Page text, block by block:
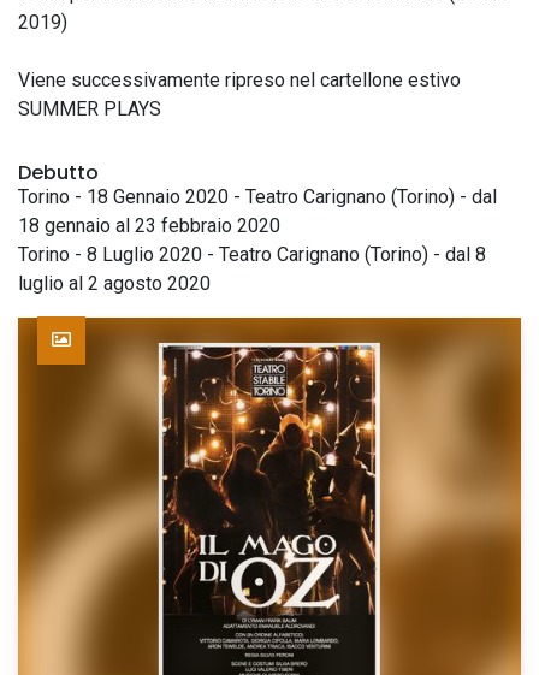
2019)
Viene successivamente ripreso nel cartellone estivo
SUMMER PLAYS
Debutto
Torino - 18 Gennaio 2020 - Teatro Carignano (Torino) - dal
18 gennaio al 23 febbraio 2020
Torino - 8 Luglio 2020 - Teatro Carignano (Torino) - dal 8
luglio al 2 agosto 2020